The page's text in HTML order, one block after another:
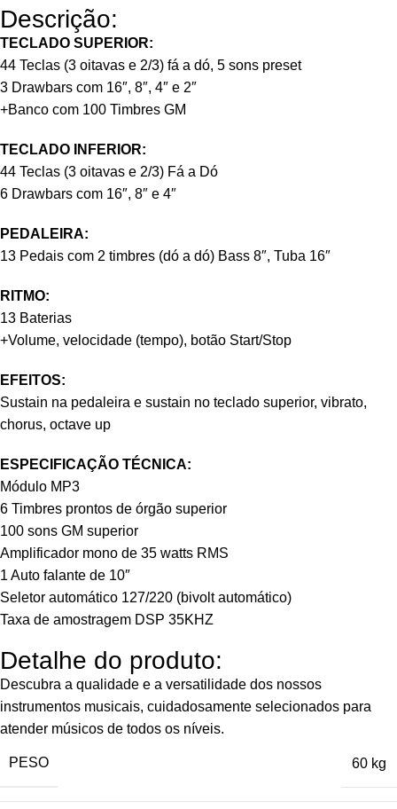
Descrição:
TECLADO SUPERIOR:
44 Teclas (3 oitavas e 2/3) fá a dó, 5 sons preset
3 Drawbars com 16″, 8″, 4″ e 2″
+Banco com 100 Timbres GM
TECLADO INFERIOR:
44 Teclas (3 oitavas e 2/3) Fá a Dó
6 Drawbars com 16″, 8″ e 4″
PEDALEIRA:
13 Pedais com 2 timbres (dó a dó) Bass 8″, Tuba 16″
RITMO:
13 Baterias
+Volume, velocidade (tempo), botão Start/Stop
EFEITOS:
Sustain na pedaleira e sustain no teclado superior, vibrato,
chorus, octave up
ESPECIFICAÇÃO TÉCNICA:
Módulo MP3
6 Timbres prontos de órgão superior
100 sons GM superior
Amplificador mono de 35 watts RMS
1 Auto falante de 10″
Seletor automático 127/220 (bivolt automático)
Taxa de amostragem DSP 35KHZ
Detalhe do produto:
Descubra a qualidade e a versatilidade dos nossos
instrumentos musicais, cuidadosamente selecionados para
atender músicos de todos os níveis.
PESO 60 kg